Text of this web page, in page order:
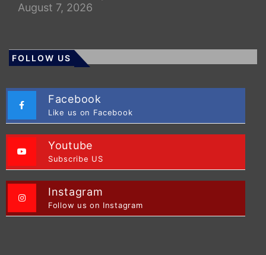
August 7, 2026
FOLLOW US
Facebook
Like us on Facebook
Youtube
Subscribe US
Instagram
Follow us on Instagram